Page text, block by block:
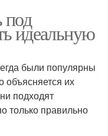
под
идеальную
были популярны
объясняется их
подходят
только правильно